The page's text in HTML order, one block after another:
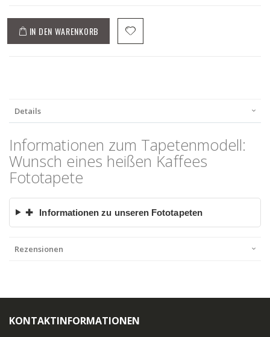
IN DEN WARENKORB
Details
Informationen zum Tapetenmodell:
Wunsch eines heißen Kaffees
Fototapete
✚ Informationen zu unseren Fototapeten
Rezensionen
KONTAKTINFORMATIONEN